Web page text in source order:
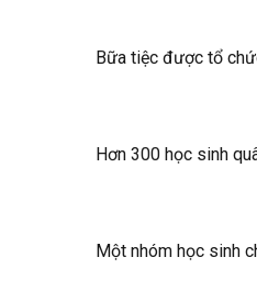
Bữa tiệc được tổ
Hơn 300 học sinh
Một nhóm học sinh